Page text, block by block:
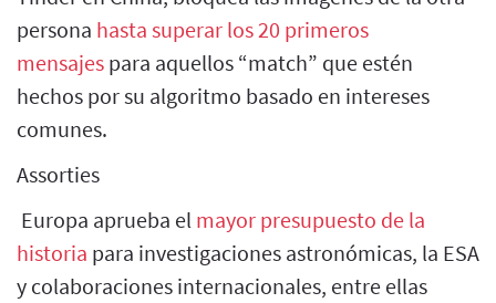
persona hasta superar los 20 primeros
mensajes para aquellos “match” que estén
hechos por su algoritmo basado en intereses
comunes.
Assorties
Europa aprueba el mayor presupuesto de la
historia para investigaciones astronómicas, la ESA
y colaboraciones internacionales, entre ellas